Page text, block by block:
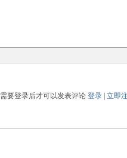
要登录后才可以发表评论 登录| 立即